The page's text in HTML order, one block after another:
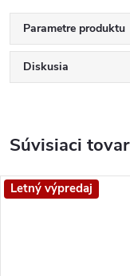
Parametre produktu
Diskusia
Súvisiaci tovar
Letný výpredaj